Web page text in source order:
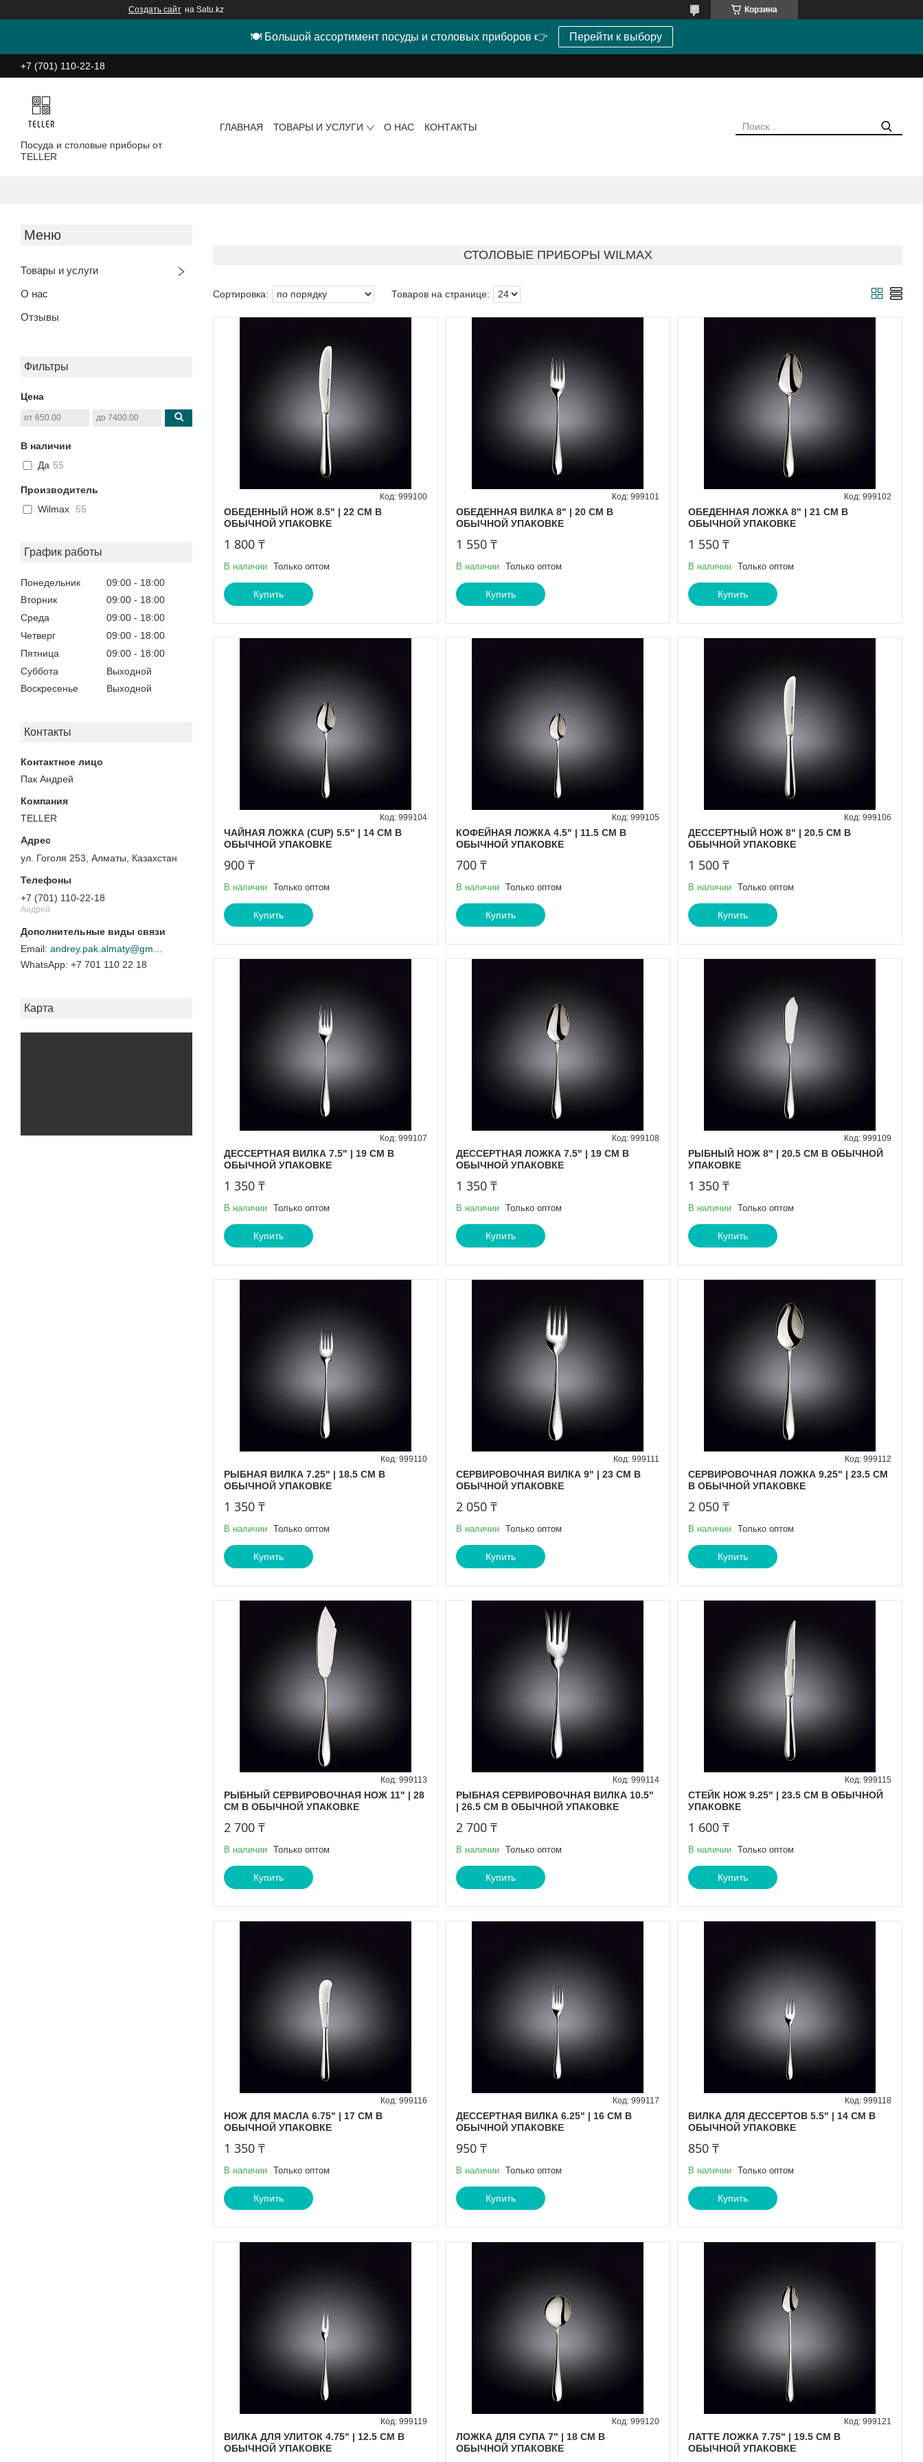
Создать сайт на Satu.kz Корзина
🍽 Большой ассортимент посуды и столовых приборов 👉 Перейти к выбору
+7 (701) 110-22-18
Посуда и столовые приборы от
TELLER
ГЛАВНАЯ ТОВАРЫ И УСЛУГИ О НАС КОНТАКТЫ
Товары и услуги
О нас
Отзывы
Фильтры
Цена
В наличии
Да 55
Производитель
Wilmax
55
График работы
Понедельник 09:00
18:00
Вторник
09:00
18:00
Среда
09:00
18:00
Четверг
09:00
18:00
Пятница
09:00
18:00
Суббота
Выходной
Воскресенье
Выходной
Контакты
Пак Андрей
TELLER
ул. Гоголя 253, Алматы, Казахстан
+7 (701) 110-22-18
Андрей
+7 701 110 22 18
Карта
СТОЛОВЫЕ ПРИБОРЫ WILMAX
ОБЕДЕННЫЙ НОЖ 8.5" | 22 CM В
ОБЫЧНОЙ УПАКОВКЕ
999100
1 800 ₸
В наличии Только оптом
Купить
ОБЕДЕННАЯ ВИЛКА 8" | 20 CM В
ОБЫЧНОЙ УПАКОВКЕ
999101
1 550 ₸
В наличии Только оптом
Купить
ОБЕДЕННАЯ ЛОЖКА 8" | 21 CM В
ОБЫЧНОЙ УПАКОВКЕ
999102
1 550 ₸
В наличии Только оптом
Купить
ЧАЙНАЯ ЛОЖКА (CUP) 5.5" | 14 CM В
ОБЫЧНОЙ УПАКОВКЕ
999104
900 ₸
В наличии Только оптом
Купить
КОФЕЙНАЯ ЛОЖКА 4.5" | 11.5 CM В
ОБЫЧНОЙ УПАКОВКЕ
999105
700 ₸
В наличии Только оптом
Купить
ДЕССЕРТНЫЙ НОЖ 8" | 20.5 CM В
ОБЫЧНОЙ УПАКОВКЕ
999106
1 500 ₸
В наличии Только оптом
Купить
ДЕССЕРТНАЯ ВИЛКА 7.5" | 19 CM В
ОБЫЧНОЙ УПАКОВКЕ
999107
1 350 ₸
В наличии Только оптом
Купить
ДЕССЕРТНАЯ ЛОЖКА 7.5" | 19 CM В
ОБЫЧНОЙ УПАКОВКЕ
999108
1 350 ₸
В наличии Только оптом
Купить
РЫБНЫЙ НОЖ 8" | 20.5 CM В ОБЫЧНОЙ
УПАКОВКЕ
999109
1 350 ₸
В наличии Только оптом
Купить
РЫБНАЯ ВИЛКА 7.25" | 18.5 CM В
ОБЫЧНОЙ УПАКОВКЕ
999110
1 350 ₸
В наличии Только оптом
Купить
СЕРВИРОВОЧНАЯ ВИЛКА 9" | 23 CM В
ОБЫЧНОЙ УПАКОВКЕ
999111
2 050 ₸
В наличии Только оптом
Купить
СЕРВИРОВОЧНАЯ ЛОЖКА 9.25" | 23.5 CM
В ОБЫЧНОЙ УПАКОВКЕ
999112
2 050 ₸
В наличии Только оптом
Купить
РЫБНЫЙ СЕРВИРОВОЧНАЯ НОЖ 11" | 28
CM В ОБЫЧНОЙ УПАКОВКЕ
999113
2 700 ₸
В наличии Только оптом
Купить
РЫБНАЯ СЕРВИРОВОЧНАЯ ВИЛКА 10.5"
| 26.5 CM В ОБЫЧНОЙ УПАКОВКЕ
999114
2 700 ₸
В наличии Только оптом
Купить
СТЕЙК НОЖ 9.25" | 23.5 CM В ОБЫЧНОЙ
УПАКОВКЕ
999115
1 600 ₸
В наличии Только оптом
Купить
НОЖ ДЛЯ МАСЛА 6.75" | 17 CM В
ОБЫЧНОЙ УПАКОВКЕ
999116
1 350 ₸
В наличии Только оптом
Купить
ДЕССЕРТНАЯ ВИЛКА 6.25" | 16 CM В
ОБЫЧНОЙ УПАКОВКЕ
999117
950 ₸
В наличии Только оптом
Купить
ВИЛКА ДЛЯ ДЕССЕРТОВ 5.5" | 14 CM В
ОБЫЧНОЙ УПАКОВКЕ
999118
850 ₸
В наличии Только оптом
Купить
ВИЛКА ДЛЯ УЛИТОК 4.75" | 12.5 CM В
ОБЫЧНОЙ УПАКОВКЕ
999119
ЛОЖКА ДЛЯ СУПА 7" | 18 CM В
ОБЫЧНОЙ УПАКОВКЕ
999120
ЛАТТЕ ЛОЖКА 7.75" | 19.5 CM В
ОБЫЧНОЙ УПАКОВКЕ
999121